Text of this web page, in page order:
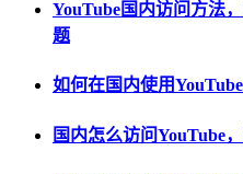
YouTube国内访问方法
题
如何在国内使用
国内怎么访问YouTube